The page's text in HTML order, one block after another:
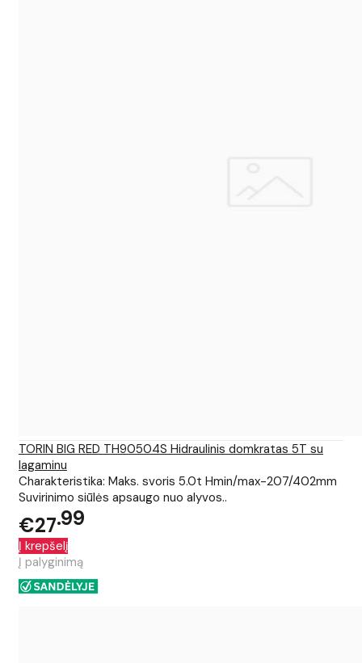
TORIN BIG RED TH90504S Hidraulinis domkratas 5T su
lagaminu
Charakteristika: Maks. svoris 5.0t Hmin/max-207/402mm
Suvirinimo siūlės apsaugo nuo alyvos..
€27 99
Į krepšelį
Į palyginimą